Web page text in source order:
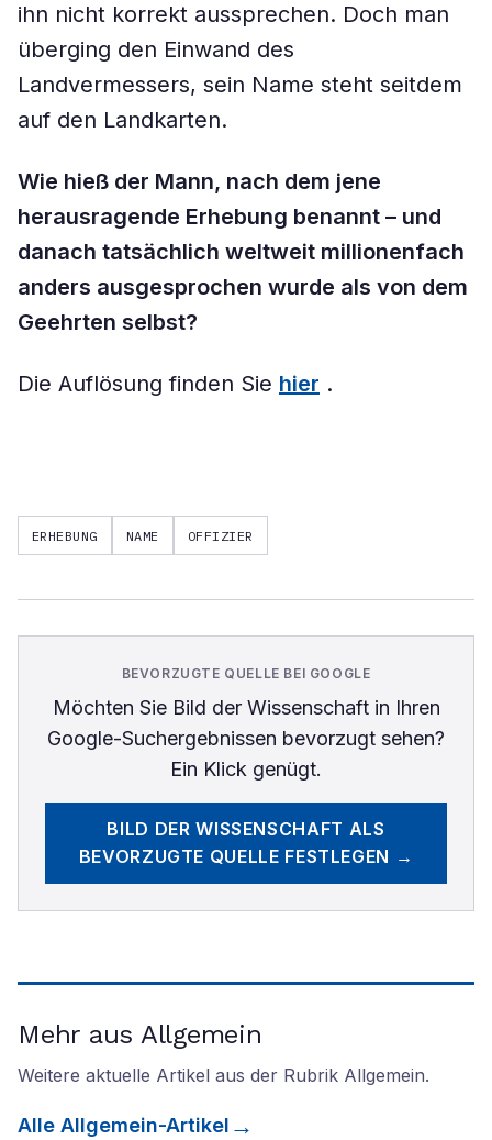
ihn nicht korrekt aussprechen. Doch man
überging den Einwand des
Landvermessers, sein Name steht seitdem
auf den Landkarten.
Wie hieß der Mann, nach dem jene
herausragende Erhebung benannt – und
danach tatsächlich weltweit millionenfach
anders ausgesprochen wurde als von dem
Geehrten selbst?
Die Auflösung finden Sie hier .
ERHEBUNG NAME OFFIZIER
BEVORZUGTE QUELLE BEI GOOGLE
Möchten Sie Bild der Wissenschaftin Ihren
Google-Suchergebnissen bevorzugt sehen?
Ein Klick genügt.
BILD DER WISSENSCHAFT ALS
BEVORZUGTE QUELLE FESTLEGEN →
Mehr aus Allgemein
Weitere aktuelle Artikel aus der Rubrik Allgemein.
Alle Allgemein-Artikel